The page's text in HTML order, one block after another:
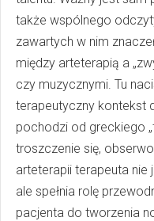
także wspólnego
zawartych w nim
między arteterapią a
czy muzycznymi. Tu
terapeutyczny kontekst
pochodzi od greckiego
troszczenie się,
arteterapii terapeuta nie
ale spełnia rolę
pacjenta do tworzenia